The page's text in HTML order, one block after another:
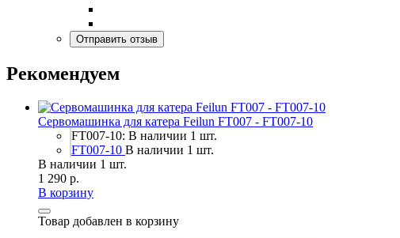
Рекомендуем
Сервомашинка для катера Feilun FT007 - FT007-10
FT007-10: В наличии 1 шт.
FT007-10 В наличии 1 шт.
В наличии 1 шт.
1 290 р.
В корзину
Товар добавлен в корзину